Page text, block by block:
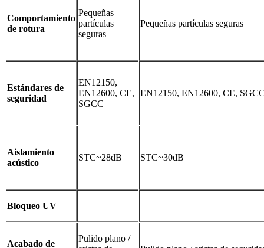
Comportamiento
de rotura
Pequeñas
partículas
seguras
Pequeñas partículas seguras
Estándares de
seguridad
EN12150,
EN12600, CE,
SGCC
EN12150, EN12600, CE,
Aislamiento
acústico
STC~28dB STC~30dB
Bloqueo UV – –
Acabado de
Pulido plano /